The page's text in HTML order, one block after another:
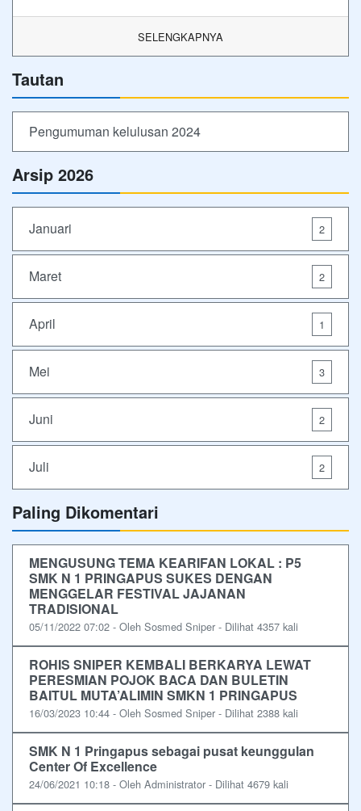
SELENGKAPNYA
Tautan
Pengumuman kelulusan 2024
Arsip 2026
Januari 2
Maret 2
April 1
Mei 3
Juni 2
Juli 2
Paling Dikomentari
MENGUSUNG TEMA KEARIFAN LOKAL : P5
SMK N 1 PRINGAPUS SUKES DENGAN
MENGGELAR FESTIVAL JAJANAN
TRADISIONAL
05/11/2022 07:02 - Oleh Sosmed Sniper - Dilihat 4357 kali
ROHIS SNIPER KEMBALI BERKARYA LEWAT
PERESMIAN POJOK BACA DAN BULETIN
BAITUL MUTA’ALIMIN SMKN 1 PRINGAPUS
16/03/2023 10:44 - Oleh Sosmed Sniper - Dilihat 2388 kali
SMK N 1 Pringapus sebagai pusat keunggulan
Center Of Excellence
24/06/2021 10:18 - Oleh Administrator - Dilihat 4679 kali